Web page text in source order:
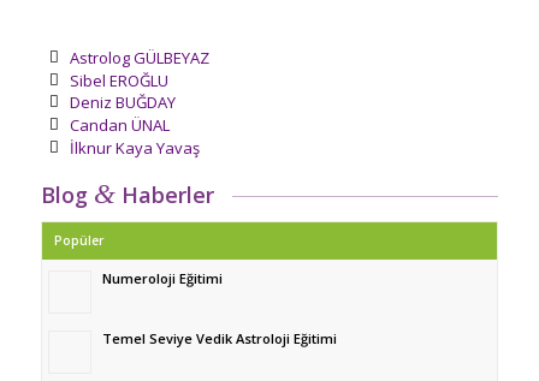
Astrolog GÜLBEYAZ
Sibel EROĞLU
Deniz BUĞDAY
Candan ÜNAL
İlknur Kaya Yavaş
Blog &Haberler
Popüler
Numeroloji Eğitimi
Temel Seviye Vedik Astroloji Eğitimi